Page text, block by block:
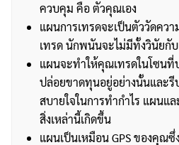
ควบคุม คือ ตัวคุณเอง
แผนการเทรดจะเป็นตัววัดคว
เทรด นักพนันจะไม่มีทั้งวินัยกั
แผนจะทำให้คุณเทรดในโซน
ปล่อยขาดทุนอยู่อย่างนั้นและรี
สบายใจในการทำกำไร แผนแ
สิ่งเหล่านี้เกิดขึ้น
แผนเป็นเหมือน GPS ของคุณ